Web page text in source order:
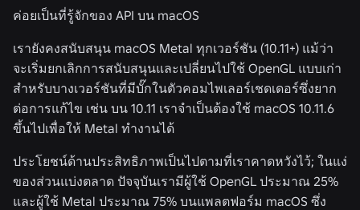
ค่อยเป็นที่รู้จักของ API บน macOS
เรายังคงสนับสนุน macOS Metal ทุกเวอร์ชัน (10.11+) แม้ว่า
จะเริ่มยกเลิกการสนับสนุนและเปลี่ยนไปใช้ OpenGL แบบเก่า
สำหรับบางเวอร์ชันที่มีบั๊กในตัวคอมไพเลอร์เชดเดอร์ซึ่งยาก
ต่อการแก้ไข เช่น บน 10.11 เราจำเป็นต้องใช้ macOS 10.11.6
ขึ้นไปเพื่อให้ Metal ทำงานได้
ประโยชน์ด้านประสิทธิภาพเป็นไปตามที่เราคาดหวังไว้; ในแง่
ของส่วนแบ่งตลาด ปัจจุบันเรามีผู้ใช้ OpenGL ประมาณ 25%
และผู้ใช้ Metal ประมาณ 75% บนแพลตฟอร์ม macOS ซึ่ง